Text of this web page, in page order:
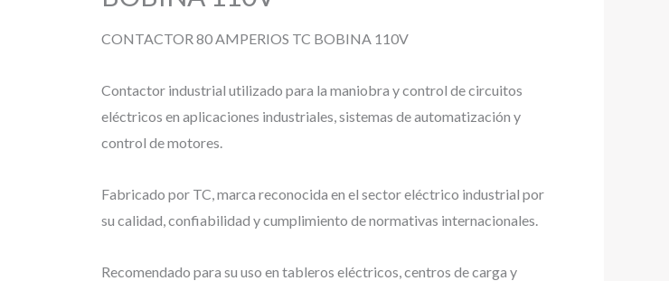
CONTACTOR 80 AMPERIOS TC BOBINA 110V
Contactor industrial utilizado para la maniobra y control de circuitos
eléctricos en aplicaciones industriales, sistemas de automatización y
control de motores.
Fabricado por TC, marca reconocida en el sector eléctrico industrial por
su calidad, confiabilidad y cumplimiento de normativas internacionales.
Recomendado para su uso en tableros eléctricos, centros de carga y